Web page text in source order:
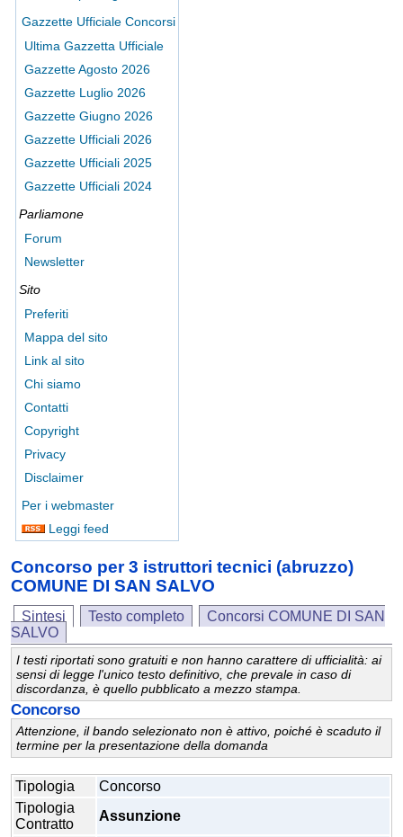
Gazzette Ufficiale Concorsi
Ultima Gazzetta Ufficiale
Gazzette Agosto 2026
Gazzette Luglio 2026
Gazzette Giugno 2026
Gazzette Ufficiali 2026
Gazzette Ufficiali 2025
Gazzette Ufficiali 2024
Parliamone
Forum
Newsletter
Sito
Preferiti
Mappa del sito
Link al sito
Chi siamo
Contatti
Copyright
Privacy
Disclaimer
Per i webmaster
Leggi feed
Concorso per 3 istruttori tecnici (abruzzo)
COMUNE DI SAN SALVO
Sintesi Testo completo
Concorsi COMUNE DI SAN
SALVO
I testi riportati sono gratuiti e non hanno carattere di ufficialità: ai
sensi di legge l'unico testo definitivo, che prevale in caso di
discordanza, è quello pubblicato a mezzo stampa.
Concorso
Attenzione, il bando selezionato non è attivo, poiché è scaduto il
termine per la presentazione della domanda
Tipologia
Concorso
Tipologia
Contratto
Assunzione